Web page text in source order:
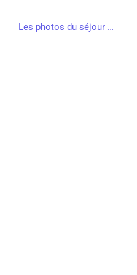
Les photos du séjour …